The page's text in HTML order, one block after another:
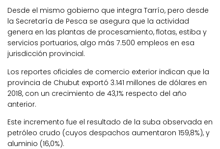
Desde el mismo gobierno que integra Tarrío, pero desde
la Secretaría de Pesca se asegura que la actividad
genera en las plantas de procesamiento, flotas, estiba y
servicios portuarios, algo más 7.500 empleos en esa
jurisdicción provincial.
Los reportes oficiales de comercio exterior indican que la
provincia de Chubut exportó 3.141 millones de dólares en
2018, con un crecimiento de 43,1% respecto del año
anterior.
Este incremento fue el resultado de la suba observada en
petróleo crudo (cuyos despachos aumentaron 159,8%), y
aluminio (16,0%).